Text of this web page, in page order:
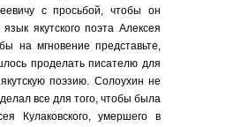
с просьбой, чтобы он
якутского поэта Алексея
на мгновение представьте,
проделать писателю для
поэзию. Солоухин не
все для того, чтобы была
Кулаковского, умершего в